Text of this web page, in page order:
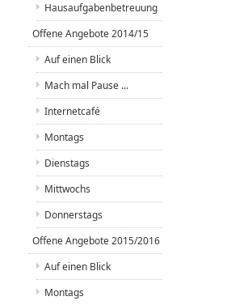
Hausaufgabenbetreuung
Offene Angebote 2014/15
Auf einen Blick
Mach mal Pause ...
Internetcafé
Montags
Dienstags
Mittwochs
Donnerstags
Offene Angebote 2015/2016
Auf einen Blick
Montags